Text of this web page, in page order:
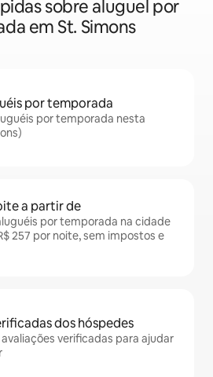
sobre aluguel por
em St. Simons
por temporada
por temporada nesta
a partir de
por temporada na cidade
257 por noite, sem impostos e
dos hóspedes
avaliações verificadas para ajudar